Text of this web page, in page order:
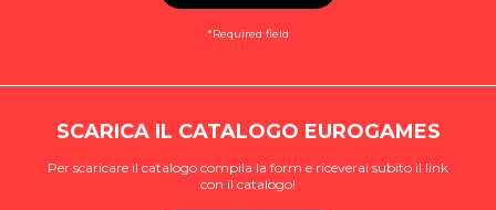
*Required field
SCARICA IL CATALOGO EUROGAMES
Per scaricare il catalogo compila la form e riceverai subito il link
con il catalogo!